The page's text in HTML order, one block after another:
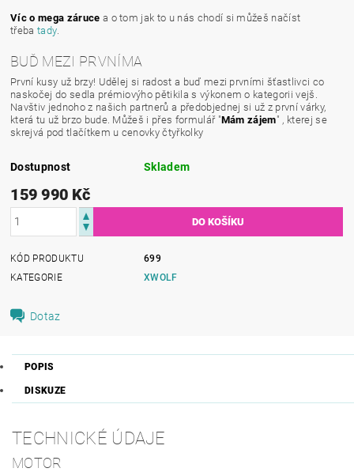
Víc o mega záruce a o tom jak to u nás chodí si můžeš načíst
třeba tady
BUĎ MEZI PRVNÍMA
První kusy už brzy! Udělej si radost a buď mezi prvními šťastlivci co
naskočej do sedla prémiovýho pětikila s výkonem o kategorii vejš.
Navštiv jednoho z našich partnerů a předobjednej si už z první várky,
která tu už brzo bude. Můžeš i přes formulář "Mám zájem" , kterej se
skrejvá pod tlačítkem u cenovky čtyřkolky
Dostupnost Skladem
159 990 Kč
KÓD PRODUKTU
699
KATEGORIE
XWOLF
Dotaz
POPIS
DISKUZE
TECHNICKÉ ÚDAJE
MOTOR